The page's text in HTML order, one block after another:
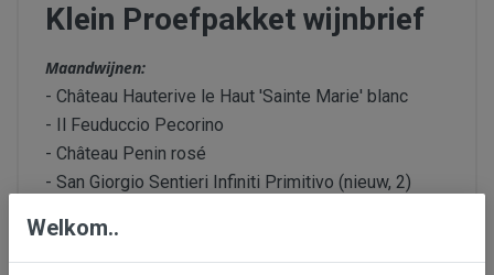
Klein Proefpakket wijnbrief
Maandwijnen:
- Château Hauterive le Haut 'Sainte Marie' blanc
- Il Feuduccio Pecorino
- Château Penin rosé
- San Giorgio Sentieri Infiniti Primitivo (nieuw, 2)
6 flessen in totaal.
Welkom..